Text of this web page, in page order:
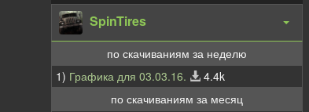
SpinTires
по скачиваниям за неделю
1) Графика для 03.03.16.
4.4k
по скачиваниям за месяц